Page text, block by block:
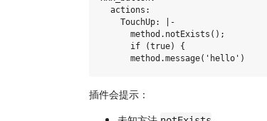
  actions:
    TouchUp: |-
      method.notExists();
      if (true) {
插件会提示：